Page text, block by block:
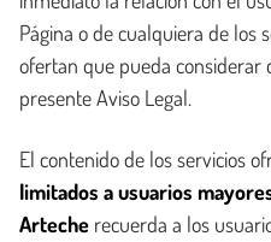
Página o de cualquiera de los
ofertan que pueda considerar
presente Aviso Legal.
El contenido de los servicios
limitados a usuarios
Arteche recuerda a los